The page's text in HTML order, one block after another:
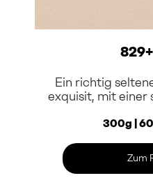
Ein richtig
exquisit, mit
300g |
Zum